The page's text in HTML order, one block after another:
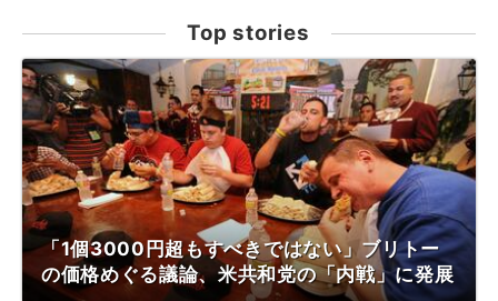
Top stories
「1個3000円超もすべきではない」ブリトー
の価格めぐる議論、米共和党の「内戦」に発展